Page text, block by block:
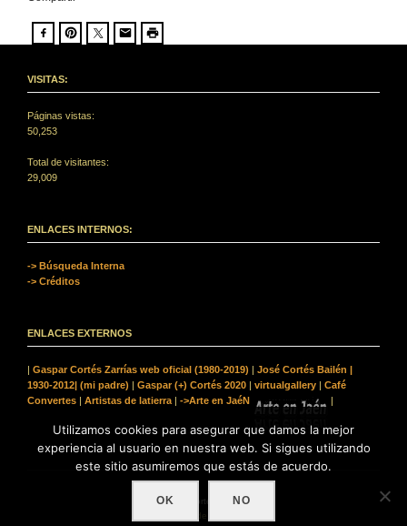
VISITAS:
Páginas vistas:
50,253
Total de visitantes:
29,009
ENLACES INTERNOS:
-> Búsqueda Interna
-> Créditos
ENLACES EXTERNOS
| Gaspar Cortés Zarrías web oficial (1980-2019) | José Cortés Bailén |
1930-2012| (mi padre) | Gaspar (+) Cortés 2020 | virtualgallery | Café
Convertes | Artistas de latierra | ->Arte en JaéN |
© Gaspar Cortés |+| ArtetrA
| Web desde: 12|2019 |
Utilizamos cookies para asegurar que damos la mejor
experiencia al usuario en nuestra web. Si sigues utilizando
este sitio asumiremos que estás de acuerdo.
OK NO